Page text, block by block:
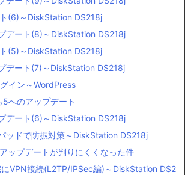
(6)～DiskStation DS218j
デート(8)～DiskStation DS218j
(5)～DiskStation DS218j
デート(7)～DiskStation DS218j
イン～WordPress
へのアップデート
デート(6)～DiskStation DS218j
ッドで防振対策～DiskStation DS218j
ップデートが判りにくくなった件
VPN接続(L2TP/IPSec編)～DiskStation DS2